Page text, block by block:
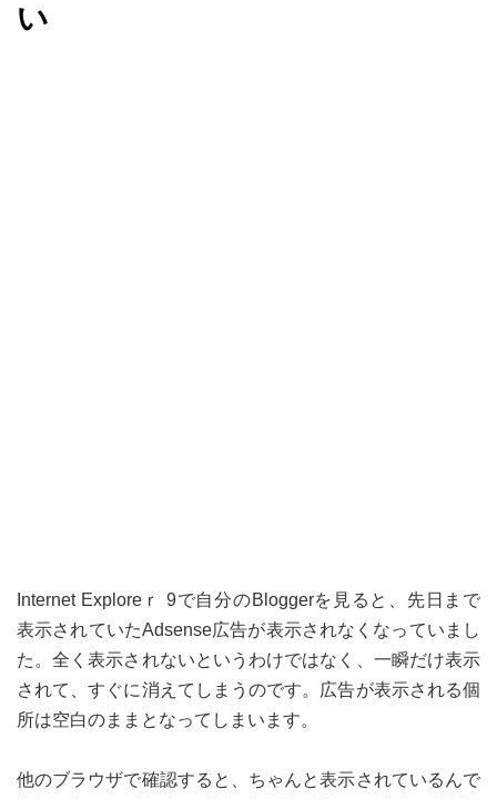
い
Internet Exploreｒ 9で自分のBloggerを見ると、先日まで
表示されていたAdsense広告が表示されなくなっていまし
た。全く表示されないというわけではなく、一瞬だけ表示
されて、すぐに消えてしまうのです。広告が表示される個
所は空白のままとなってしまいます。
他のブラウザで確認すると、ちゃんと表示されているんで